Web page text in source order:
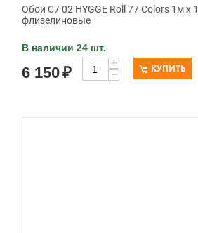
Обои C7 02 HYGGE Roll 77 Colors 1м х
флизелиновые
В наличии 24 шт.
6 150₽
+
−
КУПИТЬ